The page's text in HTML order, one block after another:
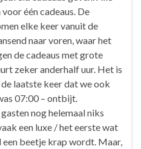
één cadeaus. De
elke keer vanuit de
naar voren, waar het
de cadeaus met grote
zeker anderhalf uur. Het is
laatste keer dat we ook
07:00 – ontbijt.
nog helemaal niks
een luxe / het eerste wat
een beetje krap wordt. Maar,